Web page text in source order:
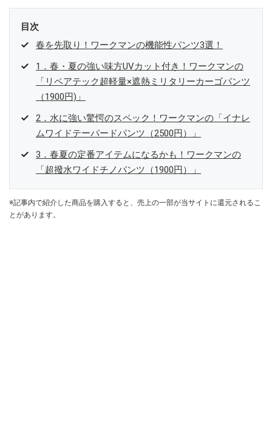
目次
春を先取り！ワークマンの機能性パンツ3選！
1．春・夏の強い味方UVカット付き！ワークマンの
「リペアテック超軽量×遮熱ミリタリーカーゴパンツ
（1900円)」
2．水に強い驚愕のスペック！ワークマンの「イナレ
ムワイドテーパードパンツ（2500円）」
3．春夏の定番アイテムになるかも！ワークマンの
「超撥水ワイドチノパンツ（1900円）」
※記事内で紹介した商品を購入すると、売上の一部が当サイトに還元されるこ
とがあります。